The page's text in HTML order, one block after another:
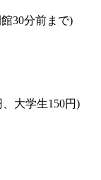
30分前まで)
大学生150円)